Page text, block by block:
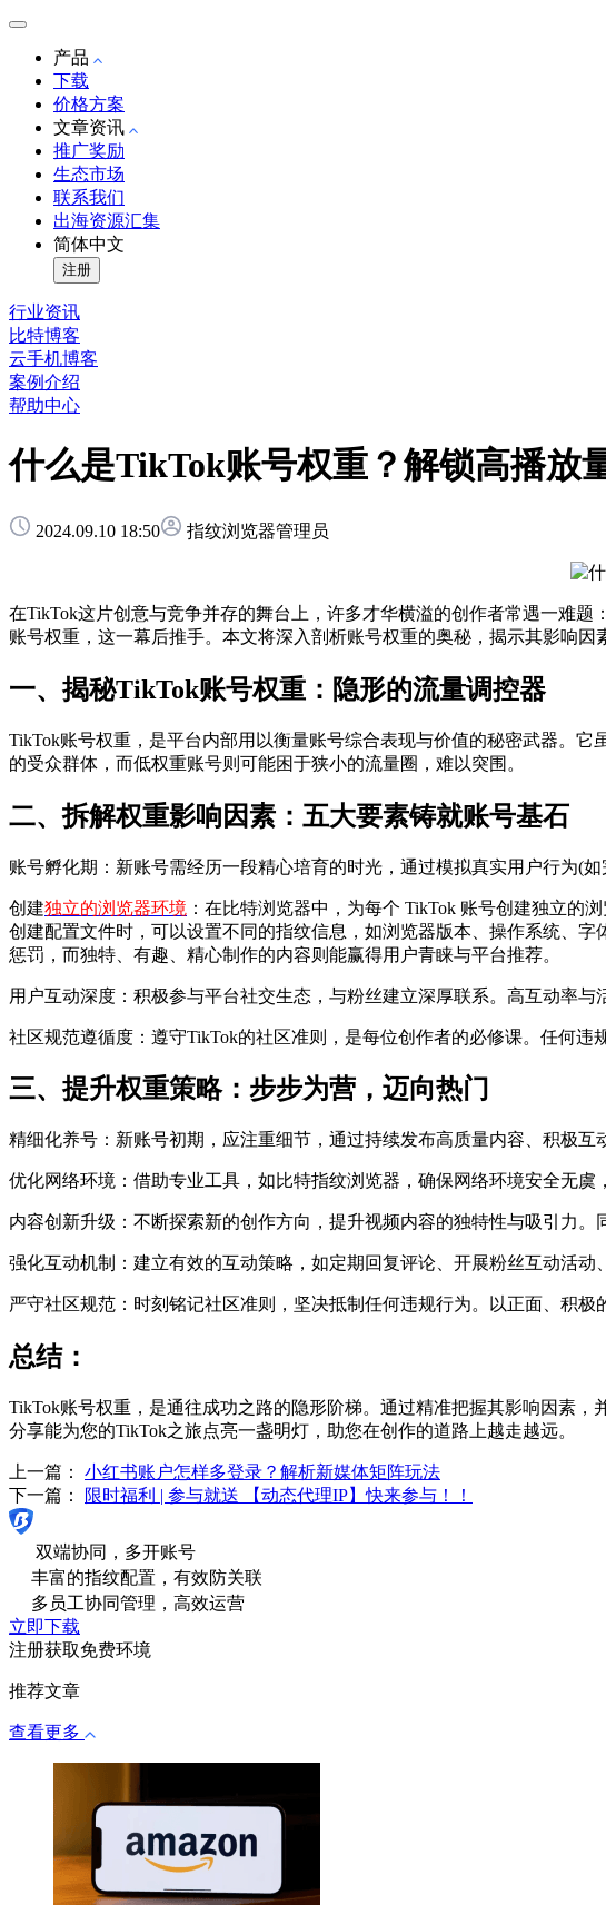
产品
下载
价格方案
文章资讯
推广奖励
生态市场
联系我们
出海资源汇集
简体中文
注册
行业资讯
比特博客
云手机博客
案例介绍
帮助中心
什么是TikTok账号权重？解锁高播放
2024.09.10 18:50 指纹浏览器管理员
在TikTok这片创意与竞争并存的舞台上，许多才华横溢的创作者常遇一难
账号权重，这一幕后推手。本文将深入剖析账号权重的奥秘，揭示其影响
一、揭秘TikTok账号权重：隐形的流量调控器
TikTok账号权重，是平台内部用以衡量账号综合表现与价值的秘密武器。
的受众群体，而低权重账号则可能困于狭小的流量圈，难以突围。
二、拆解权重影响因素：五大要素铸就账号基石
账号孵化期：新账号需经历一段精心培育的时光，通过模拟真实用户行为(
创建独立的浏览器环境 ：在比特浏览器中，为每个 TikTok 账号创建独立的
创建配置文件时，可以设置不同的指纹信息，如浏览器版本、操作系统、
惩罚，而独特、有趣、精心制作的内容则能赢得用户青睐与平台推荐。
用户互动深度：积极参与平台社交生态，与粉丝建立深厚联系。高互动率
社区规范遵循度：遵守TikTok的社区准则，是每位创作者的必修课。任何违
三、提升权重策略：步步为营，迈向热门
精细化养号：新账号初期，应注重细节，通过持续发布高质量内容、积极互
优化网络环境：借助专业工具，如比特指纹浏览器，确保网络环境安全无虞
内容创新升级：不断探索新的创作方向，提升视频内容的独特性与吸引力
强化互动机制：建立有效的互动策略，如定期回复评论、开展粉丝互动活动
严守社区规范：时刻铭记社区准则，坚决抵制任何违规行为。以正面、积极
总结：
TikTok账号权重，是通往成功之路的隐形阶梯。通过精准把握其影响因素
分享能为您的TikTok之旅点亮一盏明灯，助您在创作的道路上越走越远。
上一篇： 小红书账户怎样多登录？解析新媒体矩阵玩法
下一篇：
限时福利 | 参与就送 【动态代理IP】快来参与！！
双端协同，多开账号
丰富的指纹配置，有效防关联
多员工协同管理，高效运营
立即下载
注册获取免费环境
推荐文章
查看更多